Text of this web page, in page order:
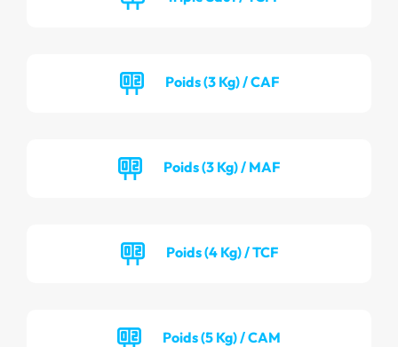
Poids (3 Kg) / CAF
Poids (3 Kg) / MAF
Poids (4 Kg) / TCF
Poids (5 Kg) / CAM